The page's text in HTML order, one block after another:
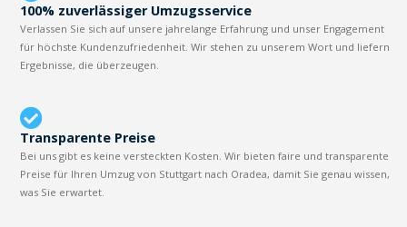
100% zuverlässiger Umzugsservice
Verlassen Sie sich auf unsere jahrelange Erfahrung und unser Engagement
für höchste Kundenzufriedenheit. Wir stehen zu unserem Wort und liefern
Ergebnisse, die überzeugen.
Transparente Preise
Bei uns gibt es keine versteckten Kosten. Wir bieten faire und transparente
Preise für Ihren Umzug von Stuttgart nach Oradea, damit Sie genau wissen,
was Sie erwartet.